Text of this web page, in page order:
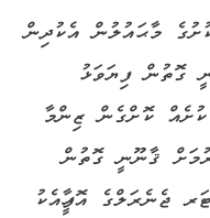
މާޙައުލުން އެކުދިން
ގޮތުން ފިޔަވަޅު
ކޮށްގެން ޒިންމާ
ކުޑަކުރުމަށް ޤާނޫނީ ގޮތުން
ޖެނެރަލްގެ އޮފީހާއެކު